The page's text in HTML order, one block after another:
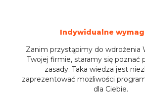
Indywidualne
Zanim przystąpimy do wdrożenia
Twojej firmie, staramy się poznać
zasady. Taka wiedza jest
zaprezentować możliwości
dla Ciebie.